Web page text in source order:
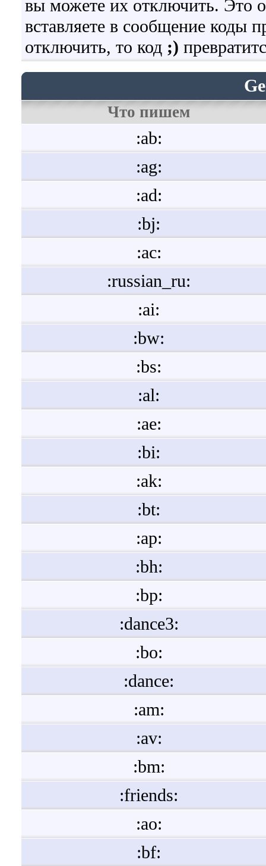
вы можете их отключить. Это
вставляете в сообщение коды
отключить, то код ;)
Что пишем
:ab:
:ag:
:ad:
:bj:
:ac:
:russian_ru:
:ai:
:bw:
:bs:
:al:
:ae:
:bi:
:ak:
:bt:
:ap:
:bh:
:bp:
:dance3:
:bo:
:dance:
:am:
:av:
:bm:
:friends:
:ao:
:bf: